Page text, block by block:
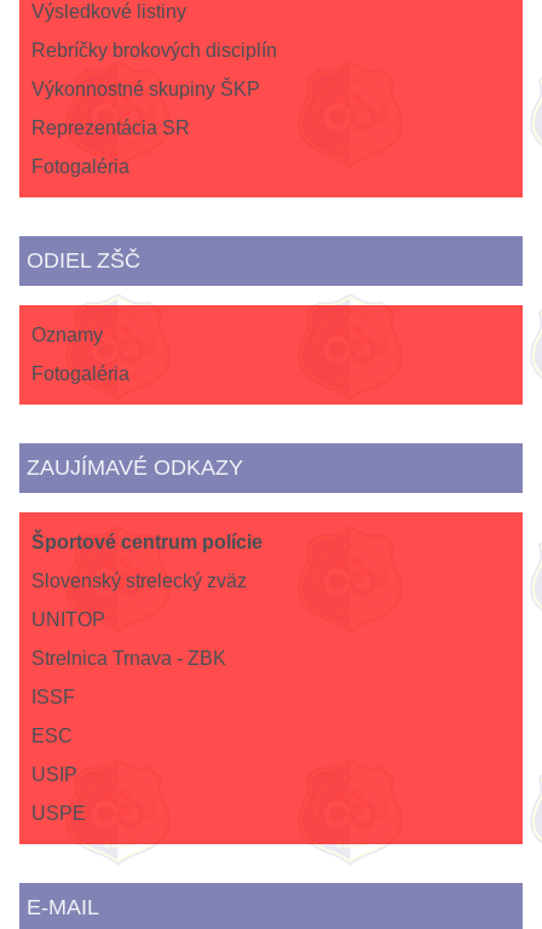
Výsledkové listiny
Rebríčky brokových disciplín
Výkonnostné skupiny ŠKP
Reprezentácia SR
Fotogaléria
ODIEL ZŠČ
Oznamy
Fotogaléria
ZAUJÍMAVÉ ODKAZY
Športové centrum polície
Slovenský strelecký zväz
UNITOP
Strelnica Trnava - ZBK
ISSF
ESC
USIP
USPE
E-MAIL